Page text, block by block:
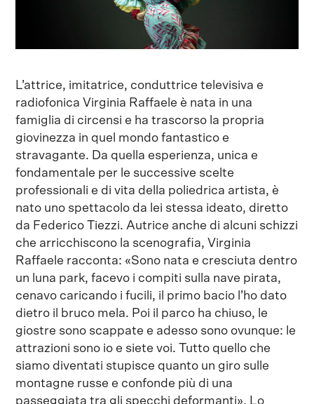
L’attrice, imitatrice, conduttrice televisiva e
radiofonica Virginia Raffaele è nata in una
famiglia di circensi e ha trascorso la propria
giovinezza in quel mondo fantastico e
stravagante. Da quella esperienza, unica e
fondamentale per le successive scelte
professionali e di vita della poliedrica artista, è
nato uno spettacolo da lei stessa ideato, diretto
da Federico Tiezzi. Autrice anche di alcuni schizzi
che arricchiscono la scenografia, Virginia
Raffaele racconta: «Sono nata e cresciuta dentro
un luna park, facevo i compiti sulla nave pirata,
cenavo caricando i fucili, il primo bacio l’ho dato
dietro il bruco mela. Poi il parco ha chiuso, le
giostre sono scappate e adesso sono ovunque: le
attrazioni sono io e siete voi. Tutto quello che
siamo diventati stupisce quanto un giro sulle
montagne russe e confonde più di una